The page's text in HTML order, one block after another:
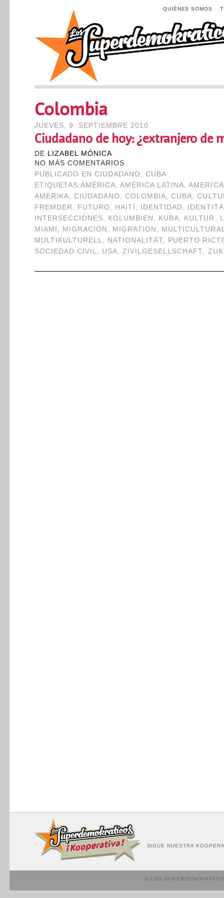
QUIÉNES SOMOS
Colombia
JUEVES, 9. SEPTIEMBRE 2010
Ciudadano de hoy: ¿extranjero de
DE LIZABEL MÓNICA
NO MÁS COMENTARIOS
PUBLICADO EN CIUDADANO ,CUBA
ETIQUETAS:AMÉRICA, AMÉRICA LATINA,
AMERIKA, CIUDADANO ,COLOMBIA,CUBA,
FREMDER , FUTURO , HAITÍ , IDENTIDAD,
INTERSECCIONES, KOLUMBIEN , KUBA, KULTUR ,
MIAMI , MIGRACIÓN , MIGRATION ,
MULTIKULTURELL, NATIONALITÄT, PUERTO
SOCIEDAD CIVIL, USA,ZIVILGESELLSCHAFT,
SIGUE NUESTRA
© LOS